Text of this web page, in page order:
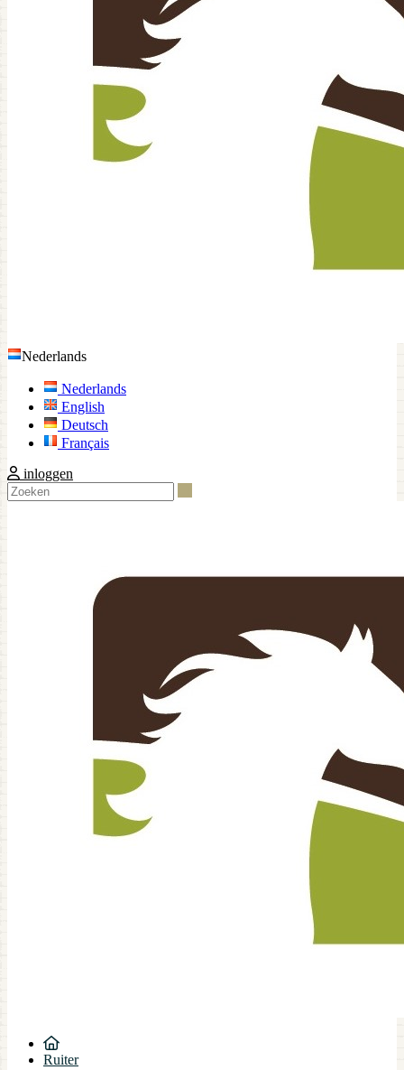
Nederlands
Nederlands
English
Deutsch
Français
inloggen
Ruiter